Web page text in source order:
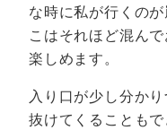
な時に私が行くの
こはそれほど混ん
楽しめます。
入り口が少し分か
抜けてくることも